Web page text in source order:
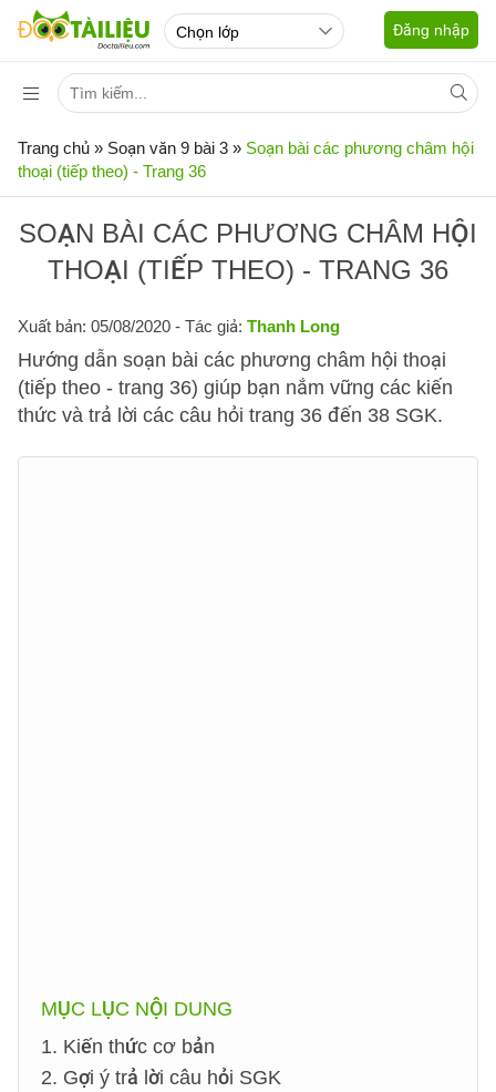
Đăng nhập
Trang chủ » Soạn văn 9 bài 3 » Soạn bài các phương châm hội
thoại (tiếp theo) - Trang 36
SOẠN BÀI CÁC PHƯƠNG CHÂM HỘI
THOẠI (TIẾP THEO) - TRANG 36
Xuất bản: 05/08/2020 - Tác giả: Thanh Long
Hướng dẫn soạn bài các phương châm hội thoại
(tiếp theo - trang 36) giúp bạn nắm vững các kiến
thức và trả lời các câu hỏi trang 36 đến 38 SGK.
MỤC LỤC NỘI DUNG
1. Kiến thức cơ bản
2. Gợi ý trả lời câu hỏi SGK